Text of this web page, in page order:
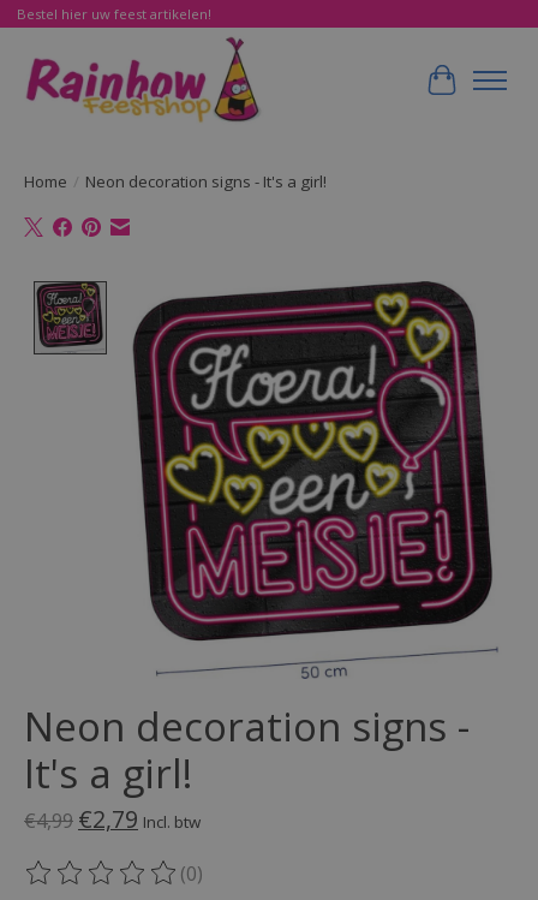
Bestel hier uw feest artikelen!
Home / Neon decoration signs - It's a girl!
Product image slideshow Items
Neon decoration signs -
It's a girl!
€4,99 €2,79 Incl. btw
De beoordeling van dit product is
(0)